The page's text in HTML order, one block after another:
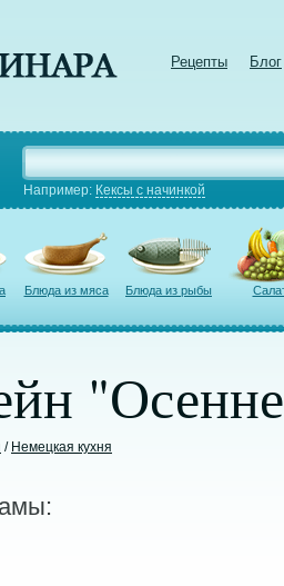
Рецепты Блог
Например: Кексы с начинкой
Блюда из мяса Блюда из рыбы
/ Немецкая кухня